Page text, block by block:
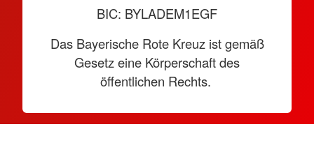
BIC: BYLADEM1EGF
Das Bayerische Rote Kreuz ist gemäß
Gesetz eine Körperschaft des
öffentlichen Rechts.